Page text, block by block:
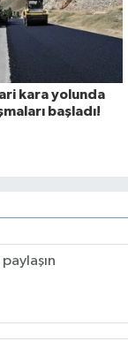
kara yolunda
başladı!